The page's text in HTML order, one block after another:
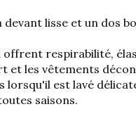
lisse et un dos
offrent respirabilité,
et les vêtements
lorsqu'il est lavé
saisons.